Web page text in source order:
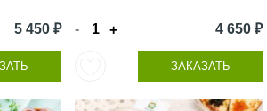
5 450 ₽ - + 4 650 ₽
ЗАКАЗАТЬ